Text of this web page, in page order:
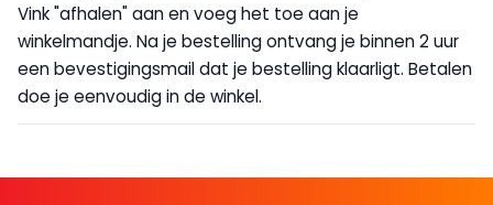
Vink "afhalen" aan en voeg het toe aan je
winkelmandje. Na je bestelling ontvang je binnen 2 uur
een bevestigingsmail dat je bestelling klaarligt. Betalen
doe je eenvoudig in de winkel.